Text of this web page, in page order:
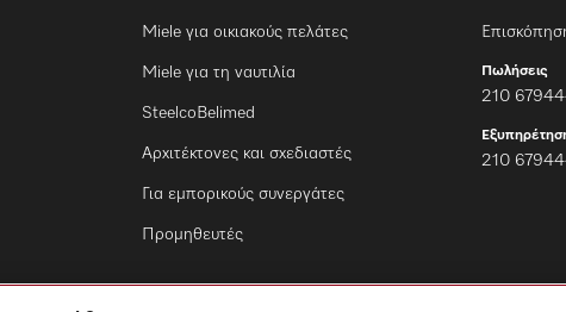
Miele για οικιακούς πελάτες
Miele για τη ναυτιλία
SteelcoBelimed
Αρχιτέκτονες και σχεδιαστές
Για εμπορικούς συνεργάτες
Προμηθευτές
Πωλήσεις
210
210